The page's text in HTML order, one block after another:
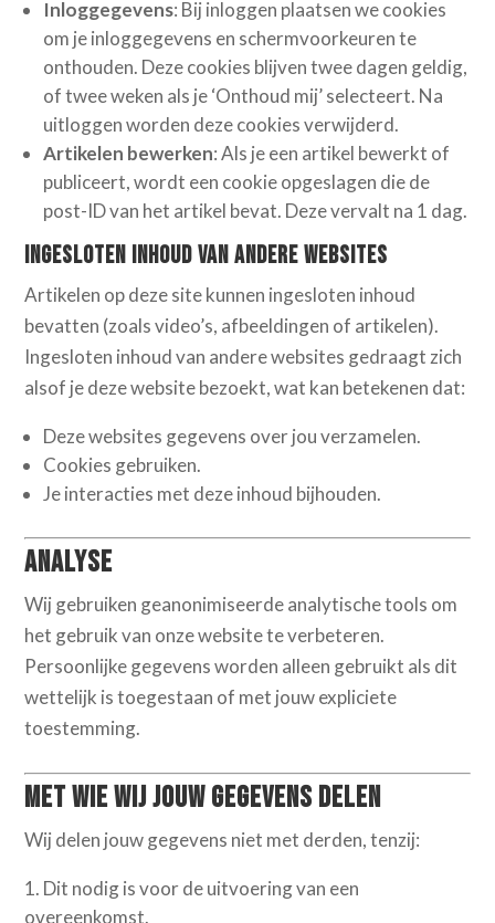
Inloggegevens: Bij inloggen plaatsen we cookies
om je inloggegevens en schermvoorkeuren te
onthouden. Deze cookies blijven twee dagen geldig,
of twee weken als je ‘Onthoud mij’ selecteert. Na
uitloggen worden deze cookies verwijderd.
Artikelen bewerken: Als je een artikel bewerkt of
publiceert, wordt een cookie opgeslagen die de
post-ID van het artikel bevat. Deze vervalt na 1 dag.
Ingesloten inhoud van andere websites
Artikelen op deze site kunnen ingesloten inhoud
bevatten (zoals video’s, afbeeldingen of artikelen).
Ingesloten inhoud van andere websites gedraagt zich
alsof je deze website bezoekt, wat kan betekenen dat:
Deze websites gegevens over jou verzamelen.
Cookies gebruiken.
Je interacties met deze inhoud bijhouden.
Analyse
Wij gebruiken geanonimiseerde analytische tools om
het gebruik van onze website te verbeteren.
Persoonlijke gegevens worden alleen gebruikt als dit
wettelijk is toegestaan of met jouw expliciete
toestemming.
Met wie wij jouw gegevens delen
Wij delen jouw gegevens niet met derden, tenzij:
Dit nodig is voor de uitvoering van een
overeenkomst.